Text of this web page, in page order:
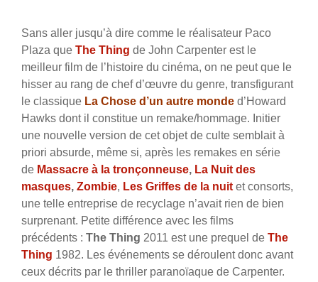
Sans aller jusqu’à dire comme le réalisateur Paco
Plaza que The Thing de John Carpenter est le
meilleur film de l’histoire du cinéma, on ne peut que le
hisser au rang de chef d’œuvre du genre, transfigurant
le classique La Chose d’un autre monde d’Howard
Hawks dont il constitue un remake/hommage. Initier
une nouvelle version de cet objet de culte semblait à
priori absurde, même si, après les remakes en série
de Massacre à la tronçonneuse, La Nuit des
masques, Zombie, Les Griffes de la nuit et consorts,
une telle entreprise de recyclage n’avait rien de bien
surprenant. Petite différence avec les films
précédents : The Thing 2011 est une prequel de The
Thing 1982. Les événements se déroulent donc avant
ceux décrits par le thriller paranoïaque de Carpenter.